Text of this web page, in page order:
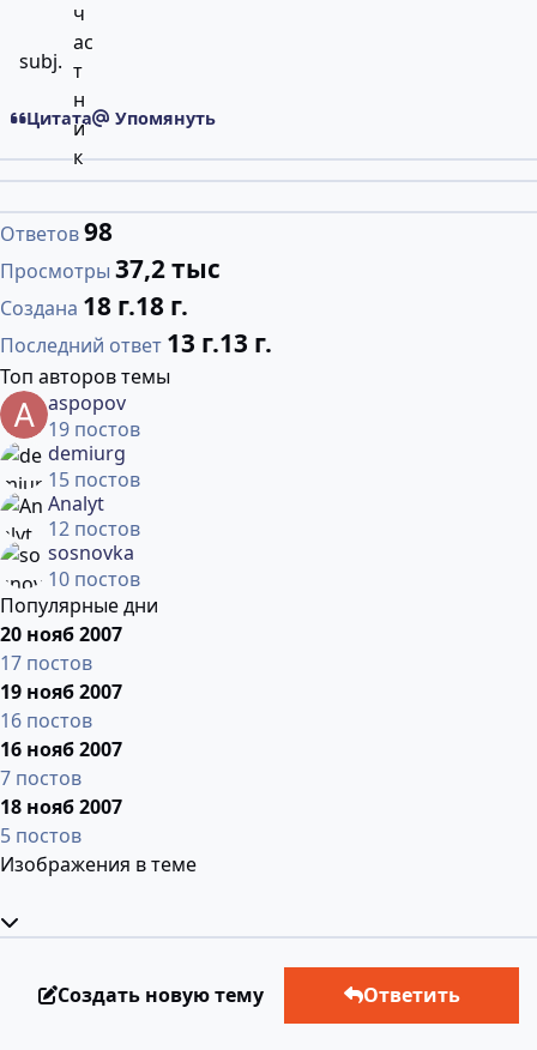
subj.
Цитата Упомянуть
Ответов98
Просмотры 37,2 тыс
Создана 18 г.18 г.
Последний ответ 13 г.13 г.
Топ авторов темы
aspopov
19 постов
demiurg
15 постов
Analyt
12 постов
sosnovka
10 постов
Популярные дни
20 нояб 2007
17 постов
19 нояб 2007
16 постов
16 нояб 2007
7 постов
18 нояб 2007
5 постов
Изображения в теме
Развернуть обзор темы
Создать новую тему Ответить